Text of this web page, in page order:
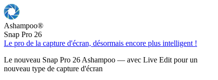
Ashampoo®
Snap Pro 26
Le pro de la capture d'écran, désormais encore plus intelligent !
Le nouveau Snap Pro 26 Ashampoo — avec Live Edit pour un
nouveau type de capture d'écran